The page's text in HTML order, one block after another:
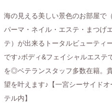
海の見える美しい景色のお部屋で
パーマ・ネイル・エステ・まつげ
テ）が出来るトータルビューティ
です♪ボディ&フェイシャルエステ
を◎ベテランスタッフ多数在籍。
望を叶えます♪【一宮シーサイドオ
テル内】